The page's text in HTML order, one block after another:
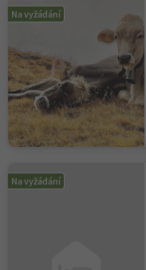
Na vyžádání
Na vyžádání